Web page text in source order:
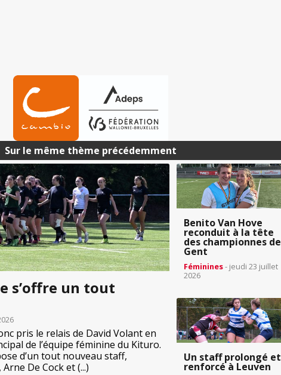
Sur le même thème précédemment
s’offre un tout
pris le relais de David Volant en
de l’équipe féminine du Kituro.
d’un tout nouveau staff,
De Cock et (...)
Benito Van Hove
reconduit à la tête
des championnes de
Gent
Féminines- jeudi 23 juillet
2026
Un staff prolongé et
renforcé à Leuven